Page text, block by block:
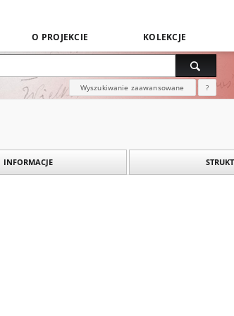
O PROJEKCIE KOLEKCJE
Wyszukiwanie zaawansowane ?
INFORMACJE